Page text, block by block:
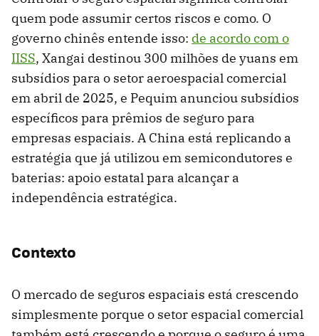
quem pode assumir certos riscos e como. O
governo chinês entende isso: de acordo com o
IISS, Xangai destinou 300 milhões de yuans em
subsídios para o setor aeroespacial comercial
em abril de 2025, e Pequim anunciou subsídios
específicos para prêmios de seguro para
empresas espaciais. A China está replicando a
estratégia que já utilizou em semicondutores e
baterias: apoio estatal para alcançar a
independência estratégica.
Contexto
O mercado de seguros espaciais está crescendo
simplesmente porque o setor espacial comercial